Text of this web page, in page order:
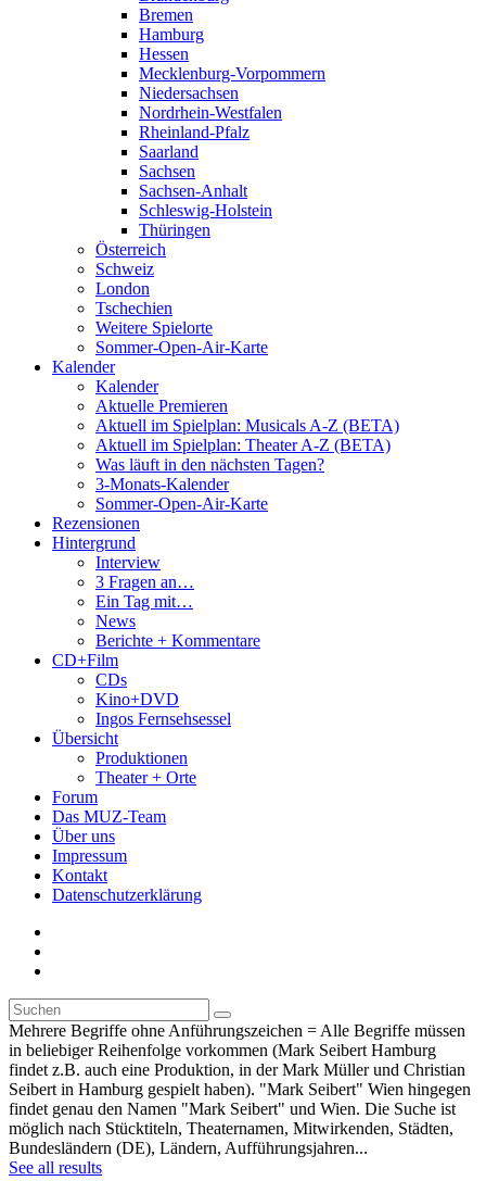
Bremen
Hamburg
Hessen
Mecklenburg-Vorpommern
Niedersachsen
Nordrhein-Westfalen
Rheinland-Pfalz
Saarland
Sachsen
Sachsen-Anhalt
Schleswig-Holstein
Thüringen
Österreich
Schweiz
London
Tschechien
Weitere Spielorte
Sommer-Open-Air-Karte
Kalender
Kalender
Aktuelle Premieren
Aktuell im Spielplan: Musicals A-Z (BETA)
Aktuell im Spielplan: Theater A-Z (BETA)
Was läuft in den nächsten Tagen?
3-Monats-Kalender
Sommer-Open-Air-Karte
Rezensionen
Hintergrund
Interview
3 Fragen an…
Ein Tag mit…
News
Berichte + Kommentare
CD+Film
CDs
Kino+DVD
Ingos Fernsehsessel
Übersicht
Produktionen
Theater + Orte
Forum
Das MUZ-Team
Über uns
Impressum
Kontakt
Datenschutzerklärung
Mehrere Begriffe ohne Anführungszeichen = Alle Begriffe müssen
in beliebiger Reihenfolge vorkommen (Mark Seibert Hamburg
findet z.B. auch eine Produktion, in der Mark Müller und Christian
Seibert in Hamburg gespielt haben). "Mark Seibert" Wien hingegen
findet genau den Namen "Mark Seibert" und Wien. Die Suche ist
möglich nach Stücktiteln, Theaternamen, Mitwirkenden, Städten,
Bundesländern (DE), Ländern, Aufführungsjahren...
See all results